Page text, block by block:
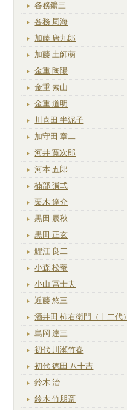
各務鑛三
各務 周海
加藤 唐九郎
加藤 土師萌
金重 陶陽
金重 素山
金重 道明
川喜田 半泥子
加守田 章二
河井 寛次郎
河本 五郎
楠部 彌弌
栗木 達介
黒田 辰秋
黒田 正玄
鯉江 良二
小森 松菴
小山 冨士夫
近藤 悠三
酒井田 柿右衛門（十二代）
島岡 達三
初代 川瀬竹春
初代 徳田 八十吉
鈴木 治
鈴木 竹朋斎